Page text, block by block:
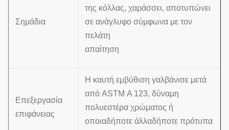
Σημάδια
της κόλλας, χαράσσει, αποτυπώνει
σε ανάγλυφο σύμφωνα με τον
πελάτη
απαίτηση
Επεξεργασία
επιφάνειας
Η καυτή εμβύθιση γαλβάνισε μετά
από ASTM Α 123, δύναμη
πολυεστέρα χρώματος ή
οποιαδήποτε άλλαδήποτε πρότυπα